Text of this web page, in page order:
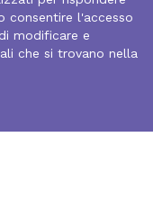
consentire l'accesso
modificare e
che si trovano nella